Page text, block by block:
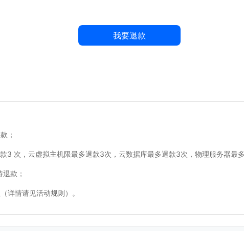
我要退款
；
次，云虚拟主机限最多退款3次，云数据库最多退款3次，物理服务器最
款；
情请见活动规则）。